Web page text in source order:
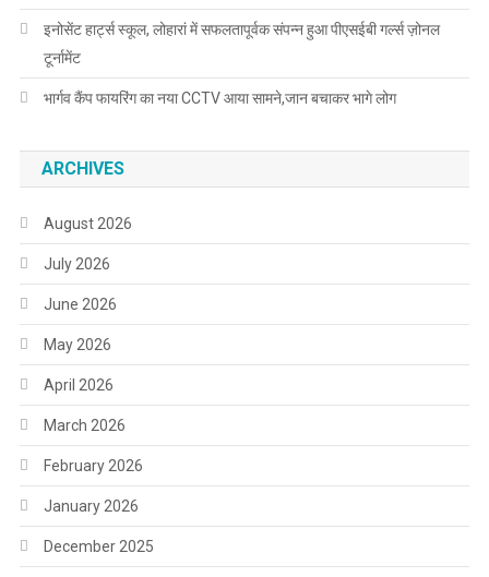
इनोसेंट हार्ट्स स्कूल, लोहारां में सफलतापूर्वक संपन्न हुआ पीएसईबी गर्ल्स ज़ोनल
टूर्नामेंट
भार्गव कैंप फायरिंग का नया CCTV आया सामने,जान बचाकर भागे लोग
ARCHIVES
August 2026
July 2026
June 2026
May 2026
April 2026
March 2026
February 2026
January 2026
December 2025